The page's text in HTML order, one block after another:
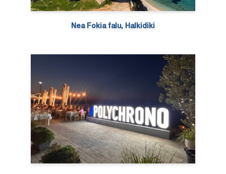
Nea Fokia falu, Halkidiki